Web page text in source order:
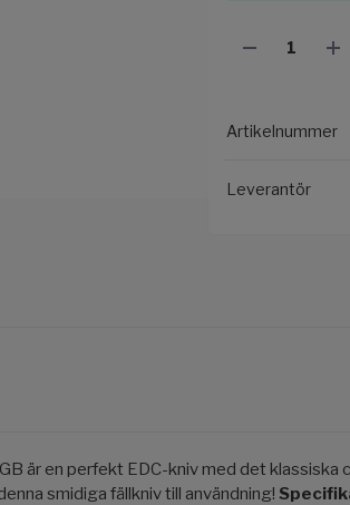
Artikelnummer
Leverantör
är en perfekt EDC-kniv med det klassiska
smidiga fällkniv till användning!